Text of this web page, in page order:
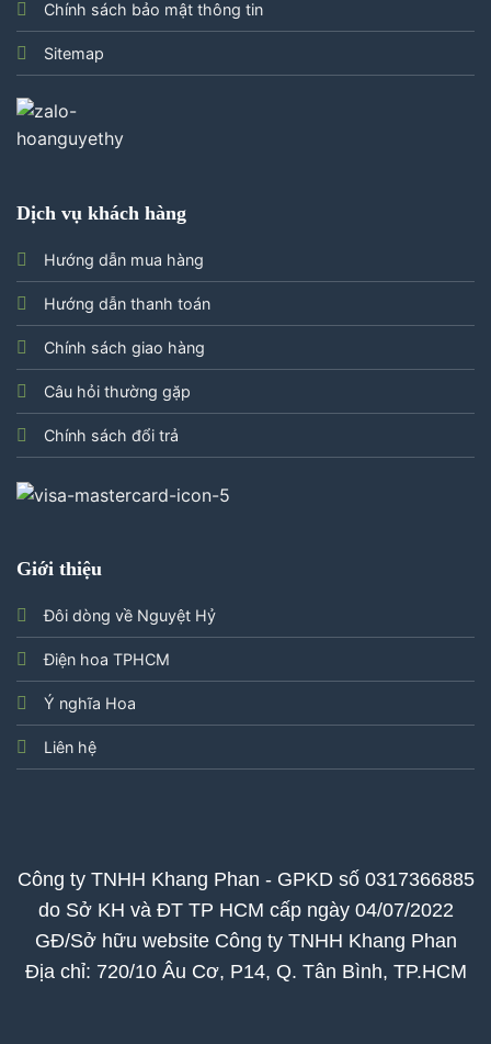
Chính sách bảo mật thông tin
Sitemap
Dịch vụ khách hàng
Hướng dẫn mua hàng
Hướng dẫn thanh toán
Chính sách giao hàng
Câu hỏi thường gặp
Chính sách đổi trả
Giới thiệu
Đôi dòng về Nguyệt Hỷ
Điện hoa TPHCM
Ý nghĩa Hoa
Liên hệ
Công ty TNHH Khang Phan - GPKD số 0317366885
do Sở KH và ĐT TP HCM cấp ngày 04/07/2022
GĐ/Sở hữu website Công ty TNHH Khang Phan
Địa chỉ: 720/10 Âu Cơ, P14, Q. Tân Bình, TP.HCM